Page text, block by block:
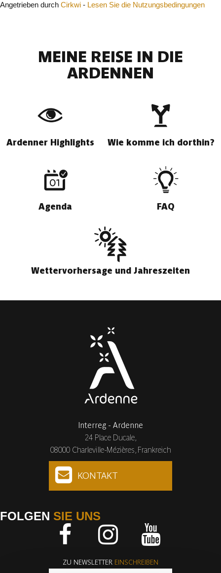
Angetrieben durch Cirkwi - Lesen Sie die Nutzungsbedingungen
MEINE REISE IN DIE
ARDENNEN
Ardenner Highlights Wie komme ich dorthin?
Agenda FAQ
Wettervorhersage und Jahreszeiten
Interreg - Ardenne
24 Place Ducale,
08000 Charleville-Mézières, Frankreich
KONTAKT
FOLGEN SIE UNS
ZU NEWSLETTER EINSCHREIBEN